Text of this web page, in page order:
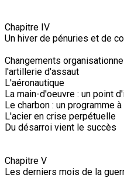
Chapitre IV
Un hiver de pénuries et de
Changements
l'artillerie d'assaut
L'aéronautique
La main-d'oeuvre : un point
Le charbon : un programme
L'acier en crise perpétuelle
Du désarroi vient le succès
Chapitre V
Les derniers mois de la